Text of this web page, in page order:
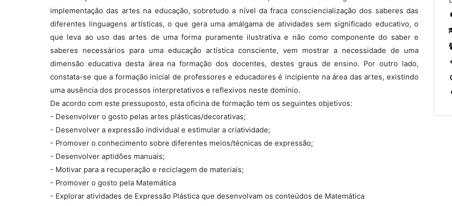
implementação das artes na educação, sobretudo a nível da fraca consciencialização dos saberes das
diferentes linguagens artísticas, o que gera uma amálgama de atividades sem significado educativo, o
que leva ao uso das artes de uma forma puramente ilustrativa e não como componente do saber e
saberes necessários para uma educação artística consciente, vem mostrar a necessidade de uma
dimensão educativa desta área na formação dos docentes, destes graus de ensino. Por outro lado,
constata-se que a formação inicial de professores e educadores é incipiente na área das artes, existindo
uma ausência dos processos interpretativos e reflexivos neste domínio.
De acordo com este pressuposto, esta oficina de formação tem os seguintes objetivos:
- Desenvolver o gosto pelas artes plásticas/decorativas;
- Desenvolver a expressão individual e estimular a criatividade;
- Promover o conhecimento sobre diferentes meios/técnicas de expressão;
- Desenvolver aptidões manuais;
- Motivar para a recuperação e reciclagem de materiais;
- Promover o gosto pela Matemática
- Explorar atividades de Expressão Plástica que desenvolvam os conteúdos de Matemática